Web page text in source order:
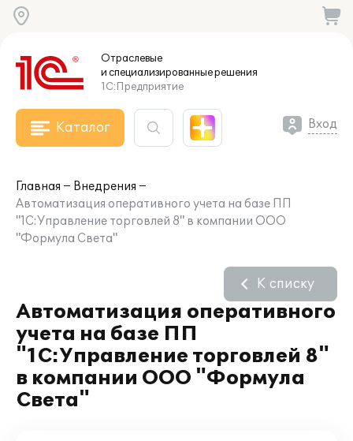
Отраслевые
и специализированныерешения
1С:Предприятие
Каталог Вход
Главная
Внедрения
Автоматизация оперативного учета на базе ПП
"1С:Управление торговлей 8" в компании ООО
"Формула Света"
Автоматизация оперативного
учета на базе ПП
"1С:Управление торговлей 8"
в компании ООО "Формула
Света"
К списку